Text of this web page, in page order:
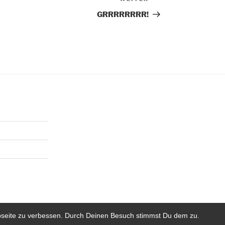
zu verbessen. Durch Deinen Besuch stimmst Du dem zu.
Beitrag
GRRRRRRRR!